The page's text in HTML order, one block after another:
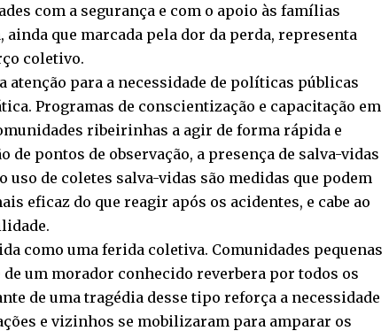
com a segurança e com o apoio às famílias
ainda que marcada pela dor da perda, representa
coletivo.
atenção para a necessidade de políticas públicas
Programas de conscientização e capacitação em
ribeirinhas a agir de forma rápida e
de pontos de observação, a presença de salva-vidas
de coletes salva-vidas são medidas que podem
eficaz do que reagir após os acidentes, e cabe ao
como uma ferida coletiva. Comunidades pequenas
um morador conhecido reverbera por todos os
de uma tragédia desse tipo reforça a necessidade
e vizinhos se mobilizaram para amparar os